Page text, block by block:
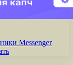
Messenger